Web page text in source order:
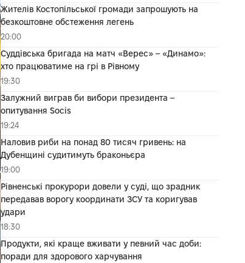
Жителів Костопільської громади запрошують на
безкоштовне обстеження легень
20:00
Суддівська бригада на матч «Верес» – «Динамо»:
хто працюватиме на грі в Рівному
19:30
Залужний виграв би вибори президента –
опитування Socis
19:24
Наловив риби на понад 80 тисяч гривень: на
Дубенщині судитимуть браконьєра
19:00
Рівненські прокурори довели у суді, що зрадник
передавав ворогу координати ЗСУ та коригував
удари
18:30
Продукти, які краще вживати у певний час доби:
поради для здорового харчування